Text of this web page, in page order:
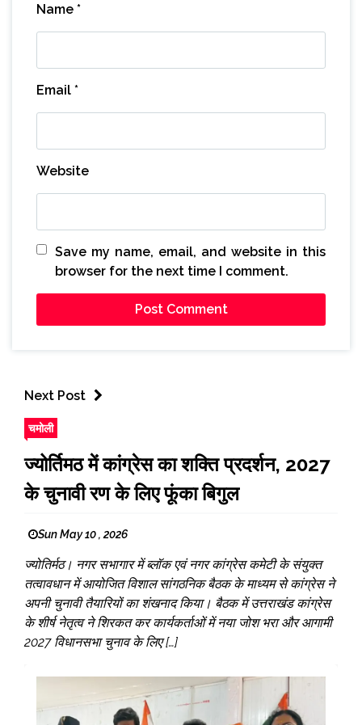
Name *
Email *
Website
Save my name, email, and website in this
browser for the next time I comment.
Next Post
चमोली
ज्योर्तिमठ में कांग्रेस का शक्ति प्रदर्शन, 2027
के चुनावी रण के लिए फूंका बिगुल
Sun May 10 , 2026
ज्योतिर्मठ। नगर सभागार में ब्लॉक एवं नगर कांग्रेस कमेटी के संयुक्त
तत्वावधान में आयोजित विशाल सांगठनिक बैठक के माध्यम से कांग्रेस ने
अपनी चुनावी तैयारियों का शंखनाद किया। बैठक में उत्तराखंड कांग्रेस
के शीर्ष नेतृत्व ने शिरकत कर कार्यकर्ताओं में नया जोश भरा और आगामी
2027 विधानसभा चुनाव के लिए […]